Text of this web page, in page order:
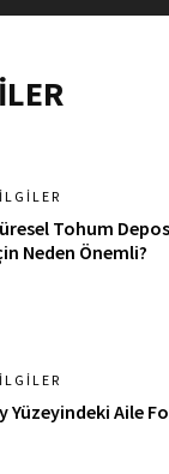
Tohum
Neden Önemli?
Yüzeyindeki Aile